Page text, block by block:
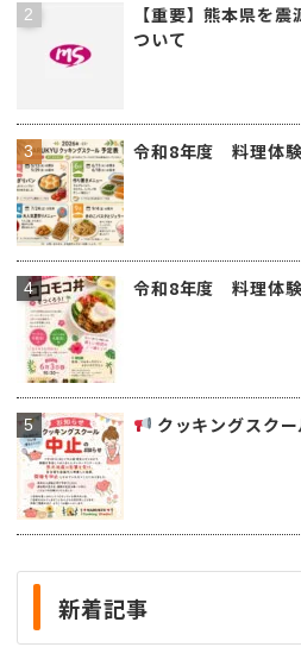
【重要】熊本県を
ついて
令和8年度 料理体
令和8年度 料理体
クッキングスク
新着記事